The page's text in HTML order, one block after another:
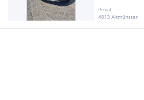
Privat
4813 Altmünster